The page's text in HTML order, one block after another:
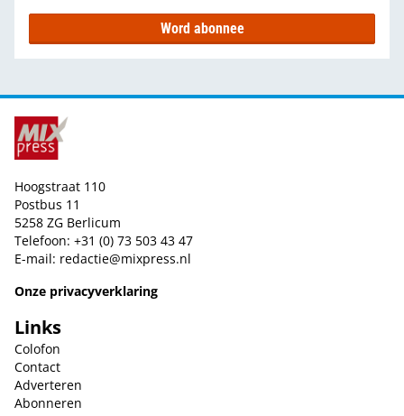
Word abonnee
Hoogstraat 110
Postbus 11
5258 ZG Berlicum
Telefoon: +31 (0) 73 503 43 47
E-mail: redactie@mixpress.nl
Onze privacyverklaring
Links
Colofon
Contact
Adverteren
Abonneren